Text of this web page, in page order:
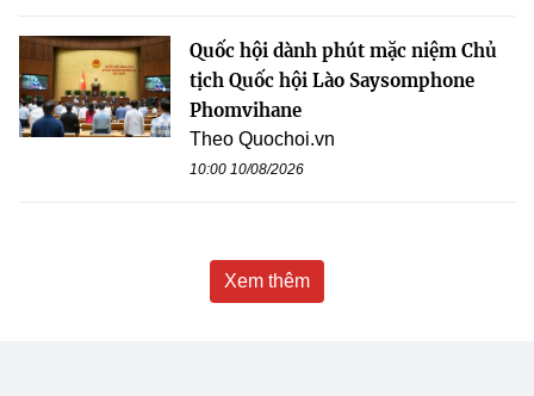
Quốc hội dành phút mặc niệm Chủ
tịch Quốc hội Lào Saysomphone
Phomvihane
Theo Quochoi.vn
10:00 10/08/2026
Xem thêm